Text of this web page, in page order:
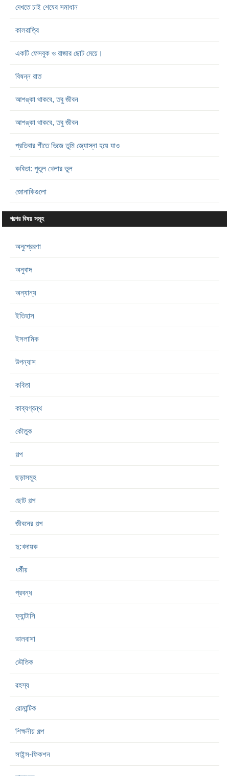
দেখতে চাই শেষের সমাধান
কালরাত্রি
একটি ফেসবুক ও রাজার ছোট মেয়ে।
বিষন্ন রাত
আশঙ্কা থাকবে, তবু জীবন
আশঙ্কা থাকবে, তবু জীবন
প্রতিবার শীতে ভিজে তুমি জ্যোস্না হয়ে যাও
কবিতা: পুতুল খেলার ভুল
জোনাকিগুলো
গল্পের বিষয় সমূহ
অনুপ্রেরণা
অনুবাদ
অন্যান্য
ইতিহাস
ইসলামিক
উপন্যাস
কবিতা
কাব্যগ্রন্থ
কৌতুক
গল্প
ছড়াসমূহ
ছোট গল্প
জীবনের গল্প
দু:খদায়ক
ধর্মীয়
প্রবন্ধ
ফ্যান্টাসি
ভালবাসা
ভৌতিক
রহস্য
রোমান্টিক
শিক্ষনীয় গল্প
সাইন্স-ফিকশন